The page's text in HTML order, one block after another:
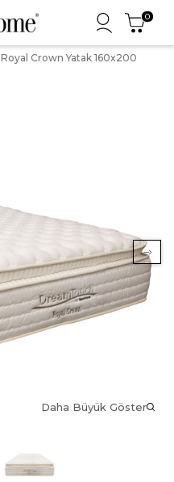
0
Royal Crown Yatak 160x200
Daha Büyük Göster